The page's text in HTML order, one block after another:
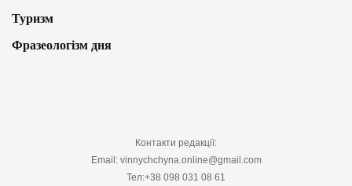
Туризм
Фразеологізм дня
Контакти редакції:
Email: vinnychchyna.online@gmail.com
Тел:+38 098 031 08 61